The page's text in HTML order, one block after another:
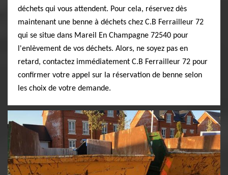
déchets qui vous attendent. Pour cela, réservez dès
maintenant une benne à déchets chez C.B Ferrailleur 72
qui se situe dans Mareil En Champagne 72540 pour
l'enlèvement de vos déchets. Alors, ne soyez pas en
retard, contactez immédiatement C.B Ferrailleur 72 pour
confirmer votre appel sur la réservation de benne selon
les choix de votre demande.